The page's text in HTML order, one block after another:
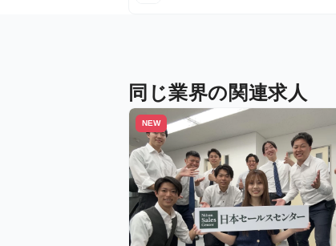
同じ業界の関連求人
NEW